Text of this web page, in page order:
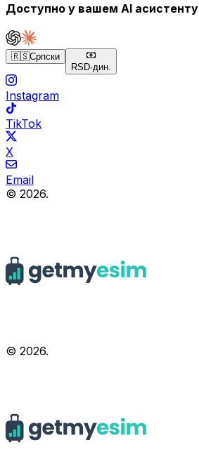
Доступно у вашем AI асистенту
🇷🇸Српски
RSD·дин.
Instagram
TikTok
X
Email
© 2026.
© 2026.